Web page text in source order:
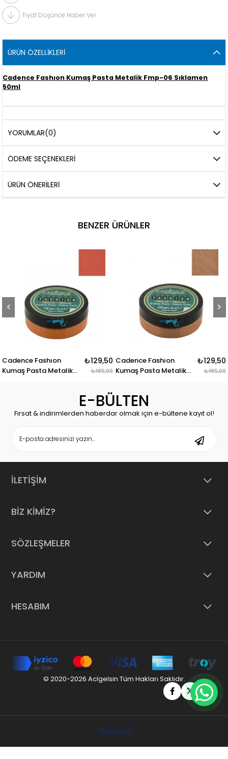
Fiyat Düşünce Haber Ver
ÜRÜN ÖZELLIKLERI
Cadence Fashıon Kumaş Pasta Metalik Fmp-06 Sıklamen
50ml
YORUMLAR(0)
ÖDEME SEÇENEKLERI
ÜRÜN ÖNERILERI
BENZER ÜRÜNLER
Fashıon
Pasta Metalik
₺129,50
₺185,00
Cadence Fashıon
Kumaş Pasta Metalik
₺129,50
₺185,00
E-BÜLTEN
Fırsat & indirimlerden haberdar olmak için e-bültene kayıt ol!
İLETİŞİM
BİZ KİMİZ?
SÖZLEŞMELER
YARDIM
HESABIM
© 2020-2026 Aclgelsin Tüm Hakları Saklıdır.